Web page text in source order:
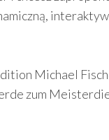
Michael
zum